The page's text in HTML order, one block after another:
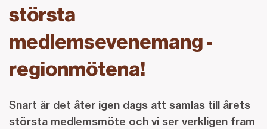
största
medlemsevenemang -
regionmötena!
Snart är det åter igen dags att samlas till årets
största medlemsmöte och vi ser verkligen fram